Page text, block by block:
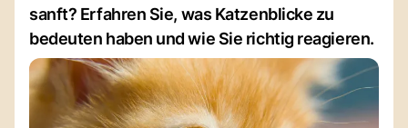
sanft? Erfahren Sie, was Katzenblicke zu
bedeuten haben und wie Sie richtig reagieren.